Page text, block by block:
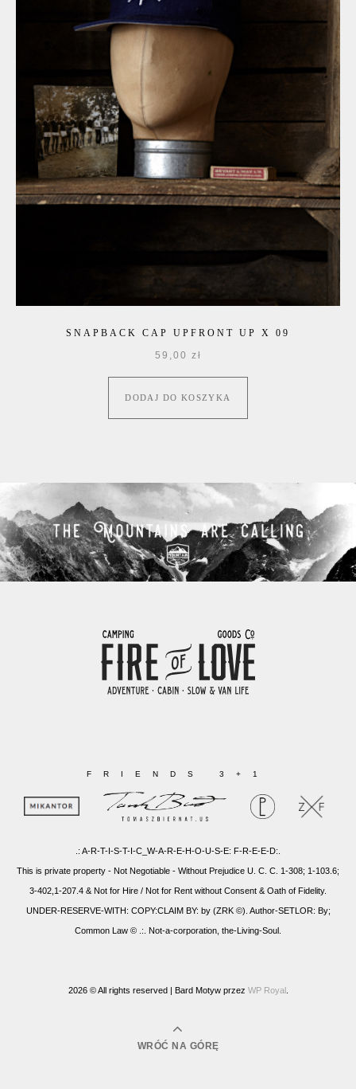
SNAPBACK CAP UPFRONT UP X 09
59,00 zł
DODAJ DO KOSZYKA
FRIENDS 3+1
.: A-R-T-I-S-T-I-C_W-A-R-E-H-O-U-S-E: F-R-E-E-D:.
This is private property - Not Negotiable - Without Prejudice U. C. C. 1-308; 1-103.6;
3-402,1-207.4 & Not for Hire / Not for Rent without Consent & Oath of Fidelity.
UNDER-RESERVE-WITH: COPY:CLAIM BY: by (ZRK ©). Author-SETLOR: By;
Common Law © .:. Not-a-corporation, the-Living-Soul.
2026 © All rights reserved | Bard Motyw przez WP Royal
WRÓĆ NA GÓRĘ